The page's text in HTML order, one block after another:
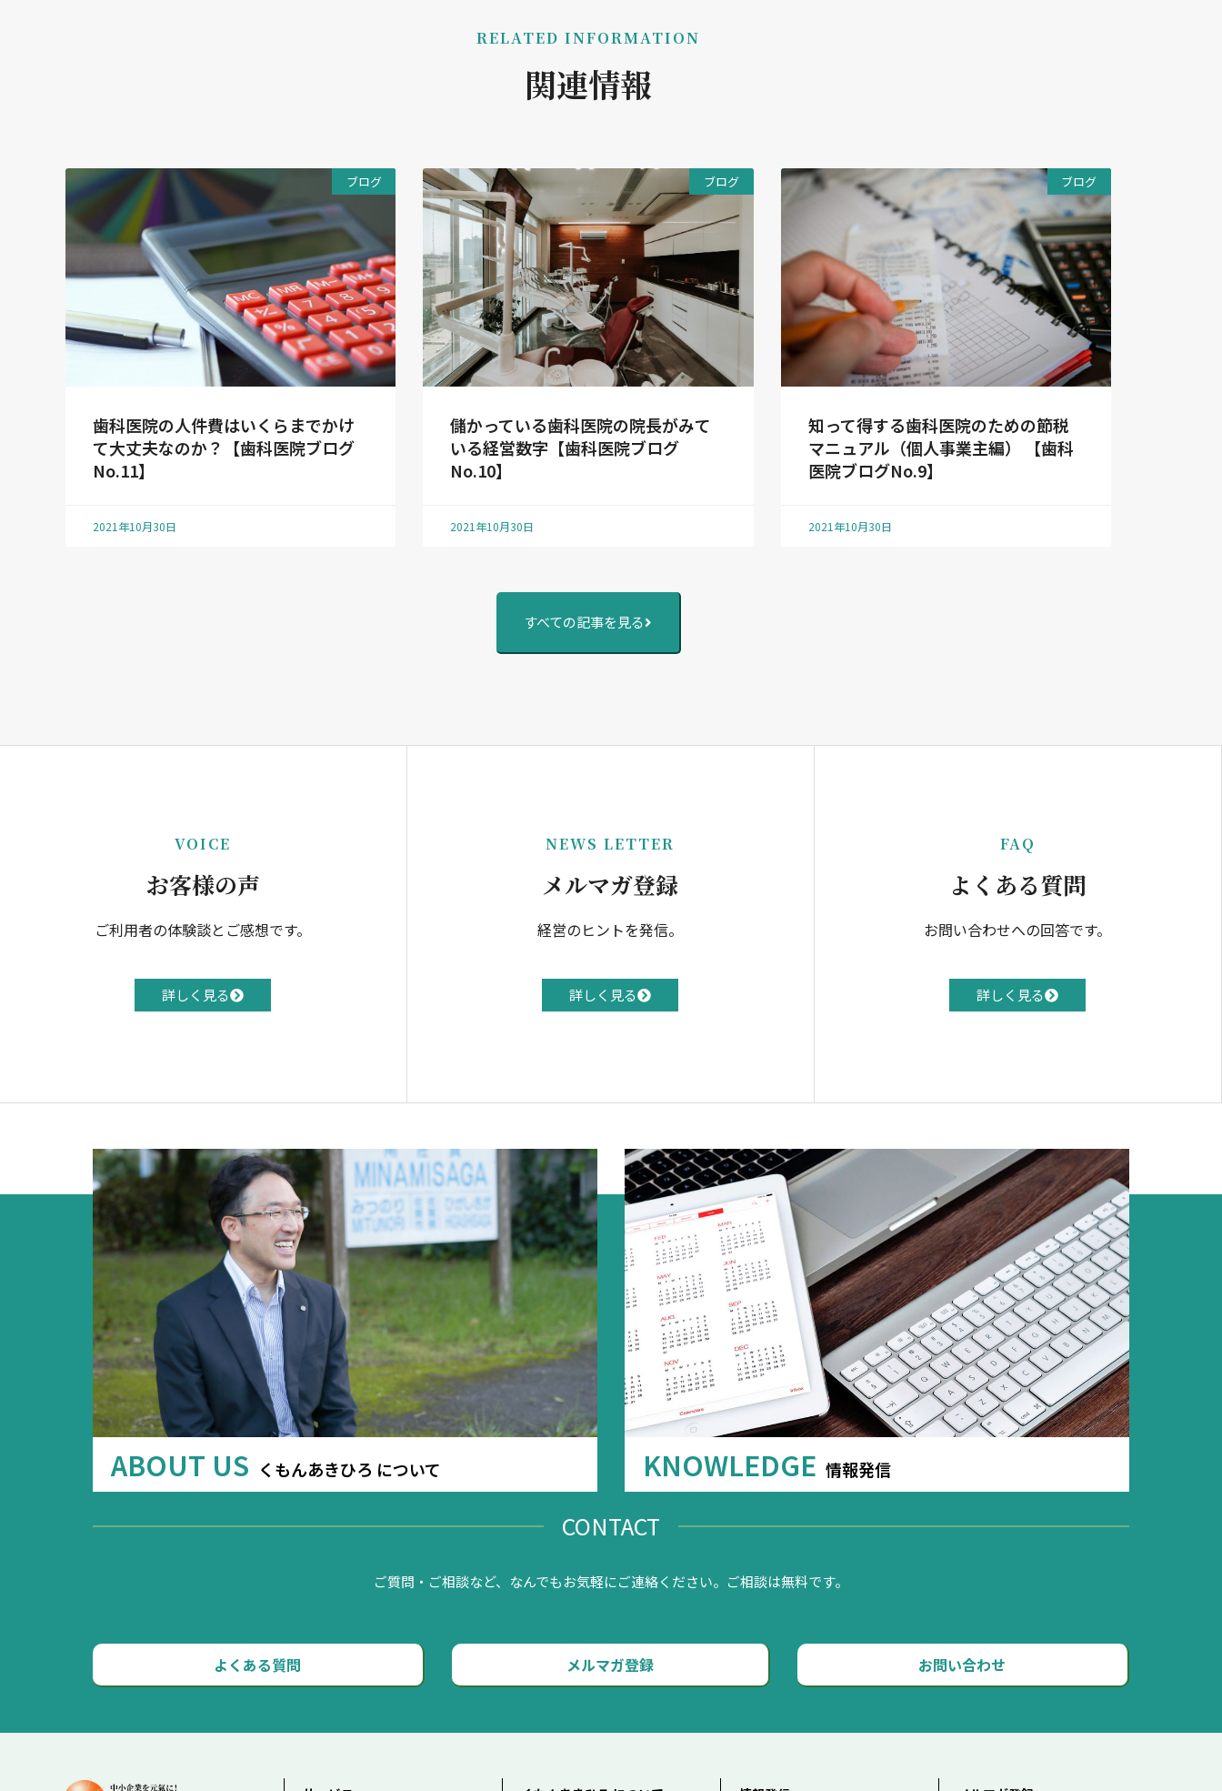
RELATED INFORMATION
関連情報
ブログ
歯科医院の人件費はいくらまでかけ
て大丈夫なのか？【歯科医院ブログ
No.11】
2021年10月30日
ブログ
儲かっている歯科医院の院長がみて
いる経営数字【歯科医院ブログ
No.10】
2021年10月30日
ブログ
知って得する歯科医院のための節税
マニュアル（個人事業主編） 【歯科
医院ブログNo.9】
2021年10月30日
すべての記事を見る
VOICE
お客様の声
ご利用者の体験談とご感想です。
詳しく見る
NEWS LETTER
メルマガ登録
経営のヒントを発信。
詳しく見る
FAQ
よくある質問
お問い合わせへの回答です。
詳しく見る
ABOUT US くもんあきひろ について KNOWLEDGE 情報発信
CONTACT
ご質問・ご相談など、なんでもお気軽にご連絡ください。ご相談は無料です。
よくある質問 メルマガ登録 お問い合わせ